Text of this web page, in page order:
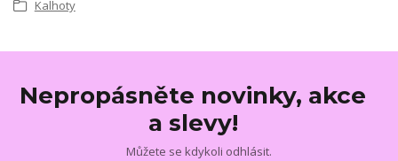
Kalhoty
Nepropásněte novinky, akce
a slevy!
Můžete se kdykoli odhlásit.